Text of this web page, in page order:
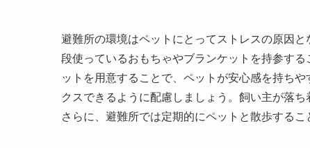
避難所の環境はペットにとってストレスの原因
段使っているおもちゃやブランケットを持参す
ットを用意することで、ペットが安心感を持ち
クスできるように配慮しましょう。飼い主が落
さらに、避難所では定期的にペットと散歩する